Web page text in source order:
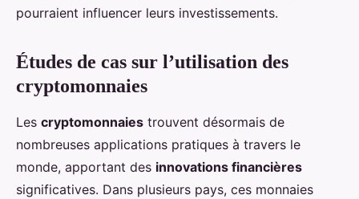
pourraient influencer leurs investissements.
Études de cas sur l’utilisation des
cryptomonnaies
Les cryptomonnaies trouvent désormais de
nombreuses applications pratiques à travers le
monde, apportant des innovations financières
significatives. Dans plusieurs pays, ces monnaies